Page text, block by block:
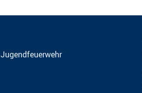
Jugendfeuerwehr